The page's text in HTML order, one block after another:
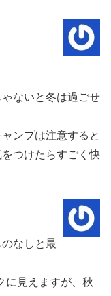
ないと冬は過ごせ
ンプは注意すると
つけたらすごく快
なしと最
に見えますが、秋